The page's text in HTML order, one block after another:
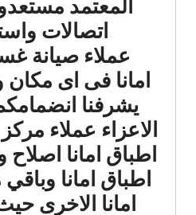
المعتمد
اتصالات
عملاء صيانة
امانا فى اى
يشرفنا انضمامكم
الاعزاء عملاء
اطباق امانا
اطباق امانا
امانا الاخرى